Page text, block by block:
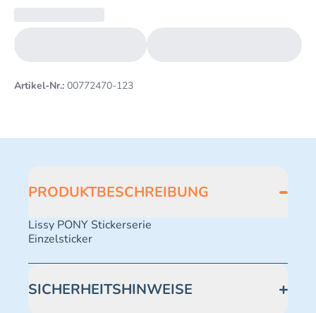
Artikel-Nr.: 00772470-123
PRODUKTBESCHREIBUNG
Lissy PONY Stickerserie
Einzelsticker
SICHERHEITSHINWEISE